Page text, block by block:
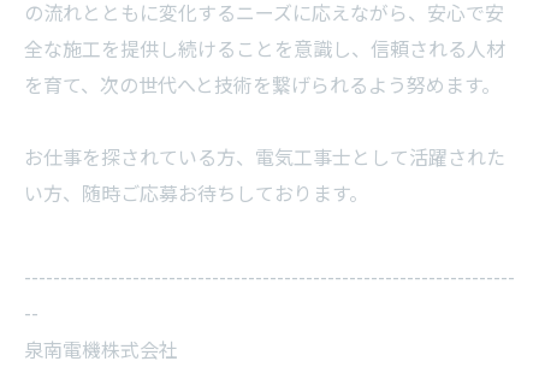
の流れとともに変化するニーズに応えながら、安心で安
全な施工を提供し続けることを意識し、信頼される人材
を育て、次の世代へと技術を繋げられるよう努めます。
お仕事を探されている方、電気工事士として活躍された
い方、随時ご応募お待ちしております。
--------------------------------------------------------------------
--
泉南電機株式会社